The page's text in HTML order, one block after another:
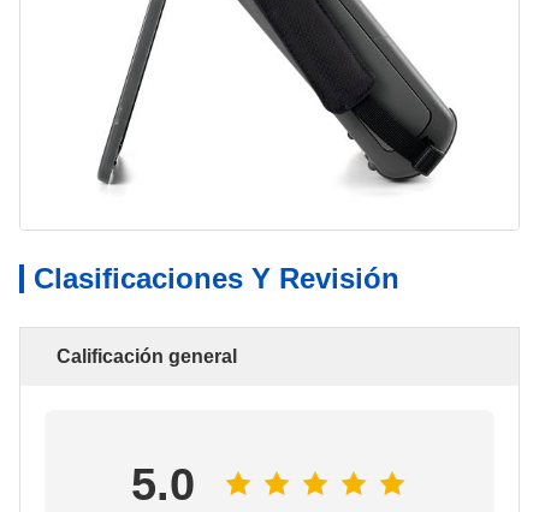
Clasificaciones Y Revisión
Calificación general
5.0